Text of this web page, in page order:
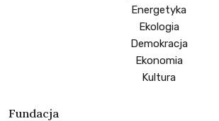
Energetyka
Ekologia
Demokracja
Ekonomia
Kultura
Fundacja